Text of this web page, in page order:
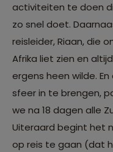
activiteiten te doen
zo snel doet.
reisleider, Riaan, die
Afrika liet zien en
ergens heen wilde.
sfeer in te brengen,
we na 18 dagen alle
Uiteraard begint het
op reis te gaan (dat